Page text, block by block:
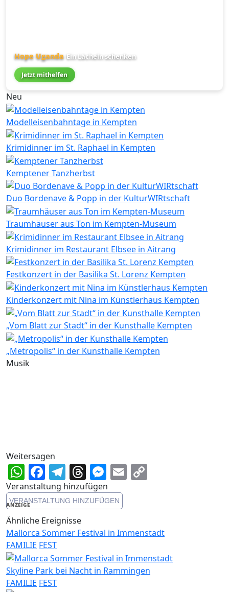
Hope Uganda Ein Lächeln schenken
Jetzt mithelfen
Neu
Modelleisenbahntage in Kempten
Krimidinner im St. Raphael in Kempten
Kemptener Tanzherbst
Duo Bordenave & Popp in der KulturWIRtschaft
Traumhäuser aus Ton im Kempten-Museum
Krimidinner im Restaurant Elbsee in Aitrang
Festkonzert in der Basilika St. Lorenz Kempten
Kinderkonzert mit Nina im Künstlerhaus Kempten
„Vom Blatt zur Stadt“ in der Kunsthalle Kempten
„Metropolis“ in der Kunsthalle Kempten
Musik
Weitersagen
WhatsApp
Facebook
Telegram
Threads
Messenger
Email
Veranstaltung hinzufügen
VERANSTALTUNG HINZUFÜGEN
ANZEIGE
Ähnliche Ereignisse
Mallorca Sommer Festival in Immenstadt
FAMILIE FEST
Skyline Park bei Nacht in Rammingen
FAMILIE FEST